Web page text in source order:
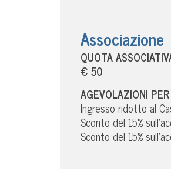
Associazione
QUOTA
€ 50
AGEVOLAZIONI
Ingresso ridotto al
Sconto del 15%
Sconto del 15%